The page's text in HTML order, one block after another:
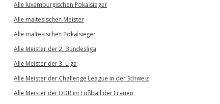
Alle luxemburgischen Pokalsieger
Alle maltesischen Meister
Alle maltesischen Pokalsieger
Alle Meister der 2. Bundesliga
Alle Meister der 3. Liga
Alle Meister der Challenge League in der Schweiz
Alle Meister der DDR im Fußball der Frauen